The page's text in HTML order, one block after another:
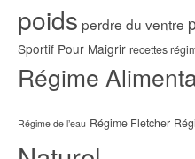
poids perdre du ventre
Sportif Pour Maigrir recettes
Régime
Régime de l’eau Régime Fletcher